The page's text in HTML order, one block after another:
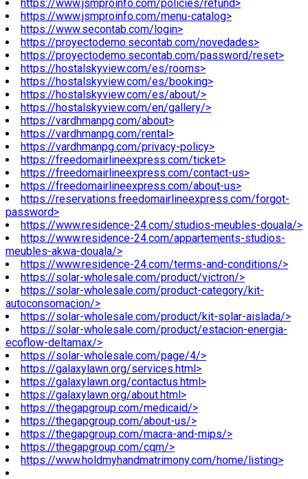
https://www.jsmproinfo.com/policies/refund>
https://www.jsmproinfo.com/menu-catalog>
https://www.secontab.com/login>
https://proyectodemo.secontab.com/novedades>
https://proyectodemo.secontab.com/password/reset>
https://hostalskyview.com/es/rooms>
https://hostalskyview.com/es/booking>
https://hostalskyview.com/es/about/>
https://hostalskyview.com/en/gallery/>
https://vardhmanpg.com/about>
https://vardhmanpg.com/rental>
https://vardhmanpg.com/privacy-policy>
https://freedomairlineexpress.com/ticket>
https://freedomairlineexpress.com/contact-us>
https://freedomairlineexpress.com/about-us>
https://reservations.freedomairlineexpress.com/forgot-
password>
https://www.residence-24.com/studios-meubles-douala/>
https://www.residence-24.com/appartements-studios-
meubles-akwa-douala/>
https://www.residence-24.com/terms-and-conditions/>
https://solar-wholesale.com/product/victron/>
https://solar-wholesale.com/product-category/kit-
autoconsomacion/>
https://solar-wholesale.com/product/kit-solar-aislada/>
https://solar-wholesale.com/product/estacion-energia-
ecoflow-deltamax/>
https://solar-wholesale.com/page/4/>
https://galaxylawn.org/services.html>
https://galaxylawn.org/contactus.html>
https://galaxylawn.org/about.html>
https://thegapgroup.com/medicaid/>
https://thegapgroup.com/about-us/>
https://thegapgroup.com/macra-and-mips/>
https://thegapgroup.com/cqm/>
https://www.holdmyhandmatrimony.com/home/listing>